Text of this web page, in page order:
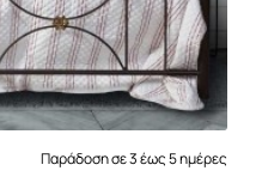
Παράδοση σε 3 έως 5 ημέρες